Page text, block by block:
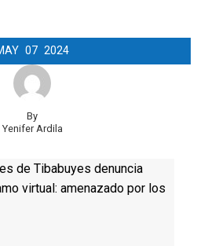
07 2024
By
Yenifer Ardila